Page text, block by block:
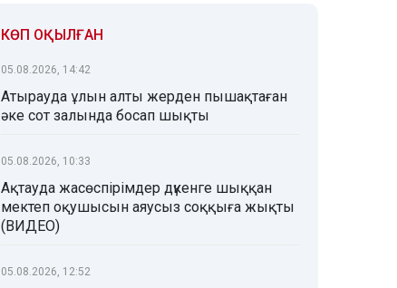
КӨП ОҚЫЛҒАН
05.08.2026, 14:42
Атырауда ұлын алты жерден пышақтаған
әке сот залында босап шықты
05.08.2026, 10:33
Ақтауда жасөспірімдер дүкенге шыққан
мектеп оқушысын аяусыз соққыға жықты
(ВИДЕО)
05.08.2026, 12:52